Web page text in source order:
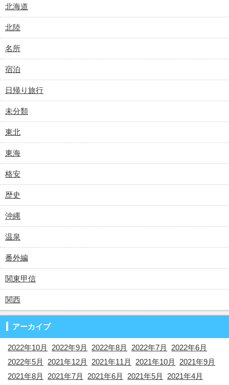
北海道
北陸
名所
宿泊
日帰り旅行
未分類
東北
東海
格安
歴史
沖縄
温泉
番外編
関東甲信
関西
アーカイブ
2022年10月 2022年9月 2022年8月 2022年7月
2022年6月
2022年5月
2021年12月 2021年11月 2021年10月
2021年9月
2021年8月
2021年7月 2021年6月 2021年5月
2021年4月